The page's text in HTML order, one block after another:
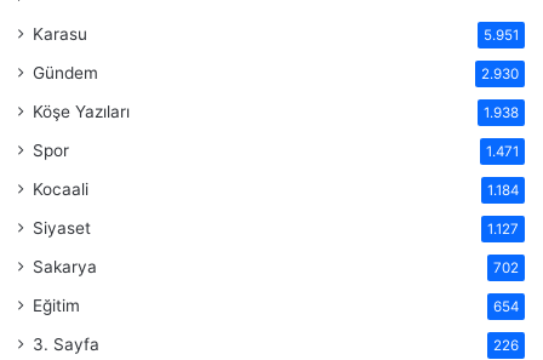
Karasu 5.951
Gündem 2.930
Köşe Yazıları 1.938
Spor 1.471
Kocaali 1.184
Siyaset 1.127
Sakarya 702
Eğitim 654
3. Sayfa 226